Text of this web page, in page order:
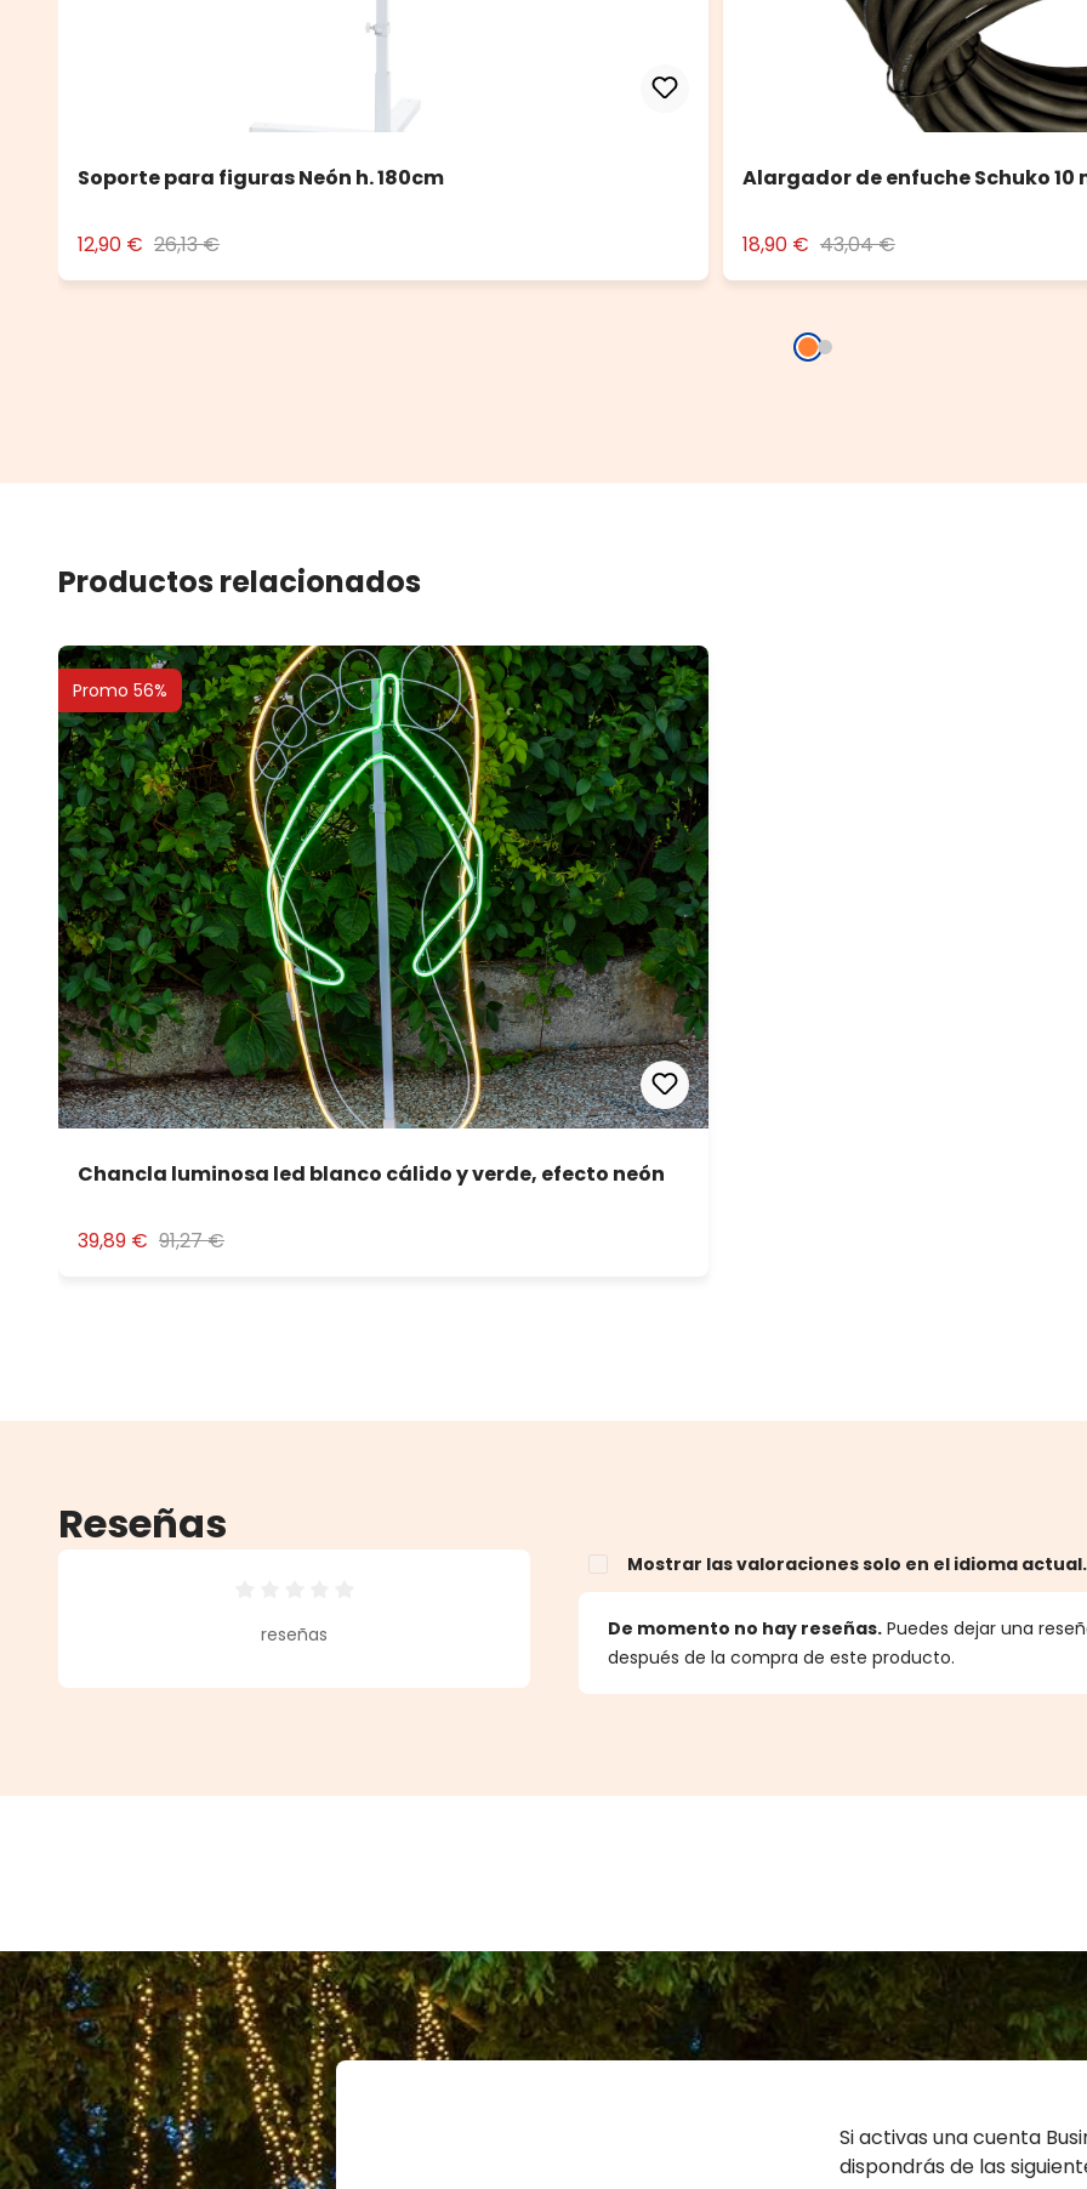
Soporte para figuras Neón h. 180cm
12,90 € 26,13 €
Alargador de enfuche Schuko 10
18,90 € 43,04 €
Productos relacionados
Promo 56%
Chancla luminosa led blanco cálido y verde, efecto neón
39,89 € 91,27 €
Reseñas
Calificación promedio de 0 de 5 estrellas
reseñas
Mostrar las valoraciones solo en el idioma actual.
De momento no hay reseñas. Puedes dejar una
después de la compra de este producto.
Si activas una cuenta
dispondrás de las